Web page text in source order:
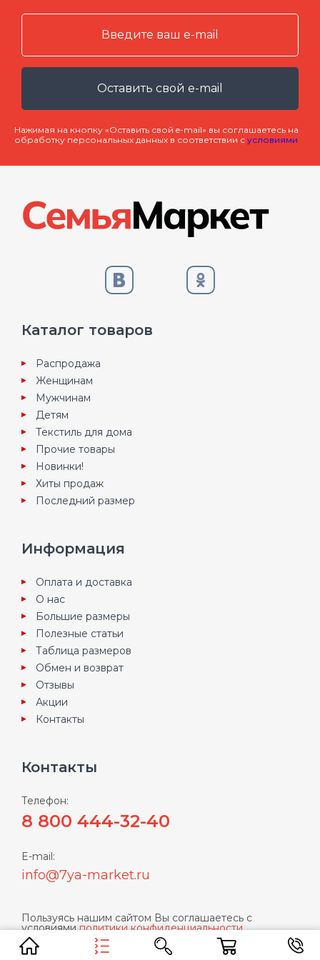
Оставить свой e-mail
Нажимая на кнопку «Оставить свой e-mail» вы соглашаетесь на
обработку персональных данных в соответствии с условиями
Каталог товаров
Распродажа
Женщинам
Мужчинам
Детям
Текстиль для дома
Прочие товары
Новинки!
Хиты продаж
Последний размер
Информация
Оплата и доставка
О нас
Большие размеры
Полезные статьи
Таблица размеров
Обмен и возврат
Отзывы
Акции
Контакты
Контакты
Телефон:
8 800 444-32-40
E-mail:
info@7ya-market.ru
Пользуясь нашим сайтом Вы соглашаетесь с
условиямиполитики конфиденциальности